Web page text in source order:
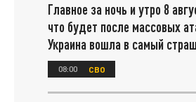
Главное за ночь и утро 8
что будет после массовых
Украина вошла в самый
08:00 СВО